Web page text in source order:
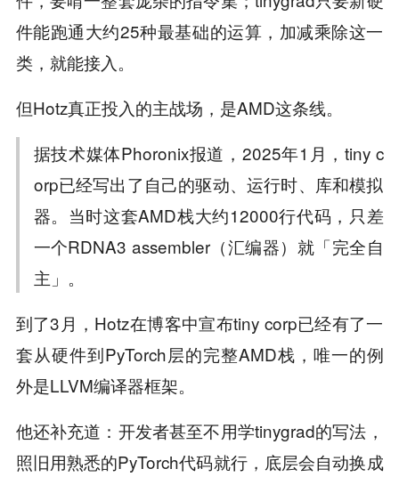
件能跑通大约25种最基础的运算，加减乘除这一
类，就能接入。
但Hotz真正投入的主战场，是AMD这条线。
据技术媒体Phoronix报道，2025年1月，tiny c
orp已经写出了自己的驱动、运行时、库和模拟
器。当时这套AMD栈大约12000行代码，只差
一个RDNA3 assembler（汇编器）就「完全自
主」。
到了3月，Hotz在博客中宣布tiny corp已经有了一
套从硬件到PyTorch层的完整AMD栈，唯一的例
外是LLVM编译器框架。
他还补充道：开发者甚至不用学tinygrad的写法，
照旧用熟悉的PyTorch代码就行，底层会自动换成